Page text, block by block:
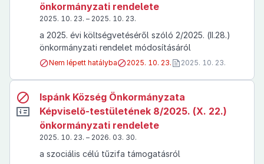
önkormányzati rendelete
2025. 10. 23. – 2025. 10. 23.
a 2025. évi költségvetéséről szóló 2/2025. (II.28.)
önkormányzati rendelet módosításáról
Nem lépett hatályba 2025. 10. 23. 2025. 10. 23.
Ispánk Község Önkormányzata
Képviselő-testületének 8/2025. (X. 22.)
önkormányzati rendelete
2025. 10. 23. – 2026. 03. 30.
a szociális célú tűzifa támogatásról